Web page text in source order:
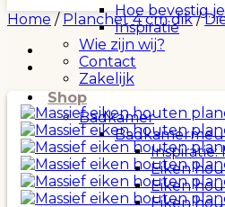
Hoe bevestig
Inspiratie
Wie zijn wij?
Contact
Zakelijk
Shop
Badkamer
Eiken
Eiken
Eiken
Home / Planchet 4 cm dik /